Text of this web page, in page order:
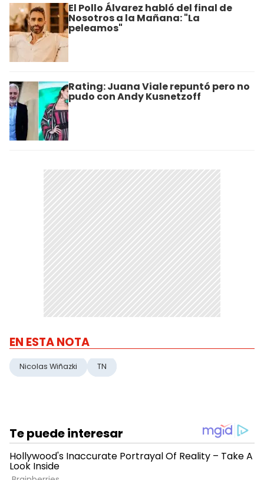
El Pollo Álvarez habló del final de
Nosotros a la Mañana: "La
peleamos"
Rating: Juana Viale repuntó pero no
pudo con Andy Kusnetzoff
EN ESTA NOTA
Nicolas Wiñazki TN